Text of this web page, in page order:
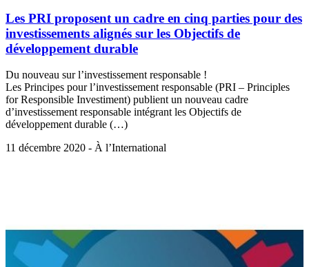
Les PRI proposent un cadre en cinq parties pour des
investissements alignés sur les Objectifs de
développement durable
Du nouveau sur l’investissement responsable !
Les Principes pour l’investissement responsable (PRI – Principles
for Responsible Investiment) publient un nouveau cadre
d’investissement responsable intégrant les Objectifs de
développement durable (…)
11 décembre 2020 - À l’International